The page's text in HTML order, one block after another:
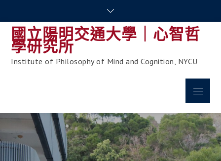
content國立陽明交通大學｜心智哲
學研究所
Institute of Philosophy of Mind and Cognition, NYCU
Menu